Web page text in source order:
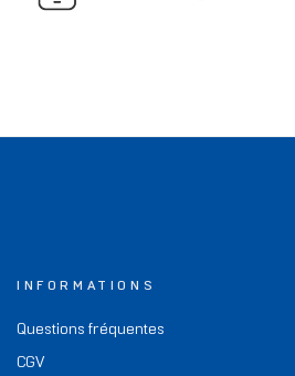
INFORMATIONS
Questions fréquentes
CGV